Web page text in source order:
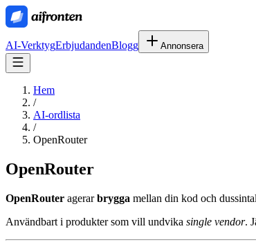
AI-VerktygErbjudandenBlogg Annonsera
Hem
/
AI-ordlista
/
OpenRouter
OpenRouter
OpenRouter agerarbrygga mellan din kod och
Användbart i produkter som vill undvika single vendor.